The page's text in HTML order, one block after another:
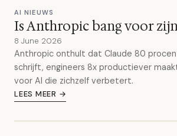
AI NIEUWS
Is Anthropic bang voor
8 June 2026
Anthropic onthult dat Claude 80
schrijft, engineers 8x productiever
voor AI die zichzelf verbetert.
LEES MEER →